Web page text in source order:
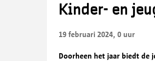
Kinder- en
19 februari 2024, 0 uur
Doorheen het jaar biedt de